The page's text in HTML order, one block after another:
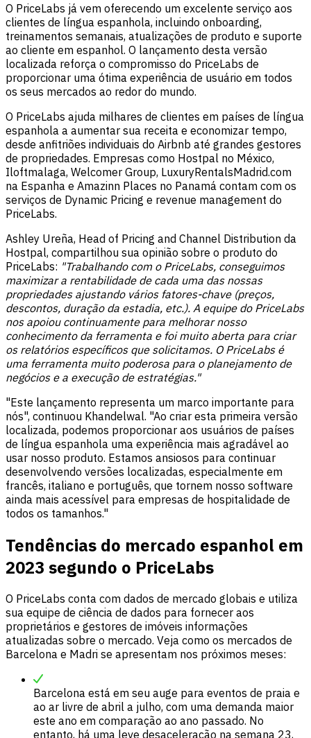
O PriceLabs já vem oferecendo um excelente serviço aos
clientes de língua espanhola, incluindo onboarding,
treinamentos semanais, atualizações de produto e suporte
ao cliente em espanhol. O lançamento desta versão
localizada reforça o compromisso do PriceLabs de
proporcionar uma ótima experiência de usuário em todos
os seus mercados ao redor do mundo.
O PriceLabs ajuda milhares de clientes em países de língua
espanhola a aumentar sua receita e economizar tempo,
desde anfitriões individuais do Airbnb até grandes gestores
de propriedades. Empresas como Hostpal no México,
Iloftmalaga, Welcomer Group, LuxuryRentalsMadrid.com
na Espanha e Amazinn Places no Panamá contam com os
serviços de Dynamic Pricing e revenue management do
PriceLabs.
Ashley Ureña, Head of Pricing and Channel Distribution da
Hostpal, compartilhou sua opinião sobre o produto do
PriceLabs: "Trabalhando com o PriceLabs, conseguimos
maximizar a rentabilidade de cada uma das nossas
propriedades ajustando vários fatores-chave (preços,
descontos, duração da estadia, etc.). A equipe do PriceLabs
nos apoiou continuamente para melhorar nosso
conhecimento da ferramenta e foi muito aberta para criar
os relatórios específicos que solicitamos. O PriceLabs é
uma ferramenta muito poderosa para o planejamento de
negócios e a execução de estratégias."
"Este lançamento representa um marco importante para
nós", continuou Khandelwal. "Ao criar esta primeira versão
localizada, podemos proporcionar aos usuários de países
de língua espanhola uma experiência mais agradável ao
usar nosso produto. Estamos ansiosos para continuar
desenvolvendo versões localizadas, especialmente em
francês, italiano e português, que tornem nosso software
ainda mais acessível para empresas de hospitalidade de
todos os tamanhos."
Tendências do mercado espanhol em
2023 segundo o PriceLabs
O PriceLabs conta com dados de mercado globais e utiliza
sua equipe de ciência de dados para fornecer aos
proprietários e gestores de imóveis informações
atualizadas sobre o mercado. Veja como os mercados de
Barcelona e Madri se apresentam nos próximos meses:
Barcelona está em seu auge para eventos de praia e
ao ar livre de abril a julho, com uma demanda maior
este ano em comparação ao ano passado. No
entanto, há uma leve desaceleração na semana 23,